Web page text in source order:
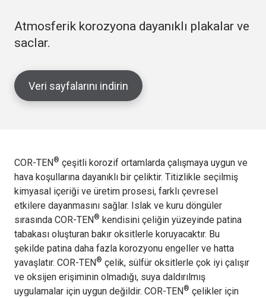
Atmosferik korozyona dayanıklı plakalar ve
saclar.
Veri sayfalarını indirin
COR-TEN® çeşitli korozif ortamlarda çalışmaya uygun ve
hava koşullarına dayanıklı bir çeliktir. Titizlikle seçilmiş
kimyasal içeriği ve üretim prosesi, farklı çevresel
etkilere dayanmasını sağlar. Islak ve kuru döngüler
sırasında COR-TEN® kendisini çeliğin yüzeyinde patina
tabakası oluşturan bakır oksitlerle koruyacaktır. Bu
şekilde patina daha fazla korozyonu engeller ve hatta
yavaşlatır. COR-TEN® çelik, sülfür oksitlerle çok iyi çalışır
ve oksijen erişiminin olmadığı, suya daldırılmış
uygulamalar için uygun değildir. COR-TEN® çelikler için